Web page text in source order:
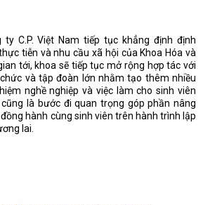
ty C.P. Việt Nam tiếp tục khẳng định định
tiễn và nhu cầu xã hội của Khoa Hóa và
tới, khoa sẽ tiếp tục mở rộng hợp tác với
và tập đoàn lớn nhằm tạo thêm nhiều
nghề nghiệp và việc làm cho sinh viên
là bước đi quan trọng góp phần nâng
hành cùng sinh viên trên hành trình lập
lai.